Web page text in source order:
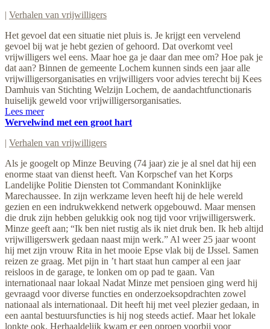
| Verhalen van vrijwilligers
Het gevoel dat een situatie niet pluis is. Je krijgt een vervelend
gevoel bij wat je hebt gezien of gehoord. Dat overkomt veel
vrijwilligers wel eens. Maar hoe ga je daar dan mee om? Hoe pak je
dat aan? Binnen de gemeente Lochem kunnen sinds een jaar alle
vrijwilligersorganisaties en vrijwilligers voor advies terecht bij Kees
Damhuis van Stichting Welzijn Lochem, de aandachtfunctionaris
huiselijk geweld voor vrijwilligersorganisaties.
Lees meer
Wervelwind met een groot hart
| Verhalen van vrijwilligers
Als je googelt op Minze Beuving (74 jaar) zie je al snel dat hij een
enorme staat van dienst heeft. Van Korpschef van het Korps
Landelijke Politie Diensten tot Commandant Koninklijke
Marechaussee. In zijn werkzame leven heeft hij de hele wereld
gezien en een indrukwekkend netwerk opgebouwd. Maar mensen
die druk zijn hebben gelukkig ook nog tijd voor vrijwilligerswerk.
Minze geeft aan; “Ik ben niet rustig als ik niet druk ben. Ik heb altijd
vrijwilligerswerk gedaan naast mijn werk.” Al weer 25 jaar woont
hij met zijn vrouw Rita in het mooie Epse vlak bij de IJssel. Samen
reizen ze graag. Met pijn in ’t hart staat hun camper al een jaar
reisloos in de garage, te lonken om op pad te gaan. Van
internationaal naar lokaal Nadat Minze met pensioen ging werd hij
gevraagd voor diverse functies en onderzoeksopdrachten zowel
nationaal als internationaal. Dit heeft hij met veel plezier gedaan, in
een aantal bestuursfuncties is hij nog steeds actief. Maar het lokale
lonkte ook. Herhaaldelijk kwam er een oproep voorbij voor